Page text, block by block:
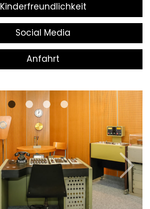
Next
Kinderfreundlichkeit
Social Media
Anfahrt